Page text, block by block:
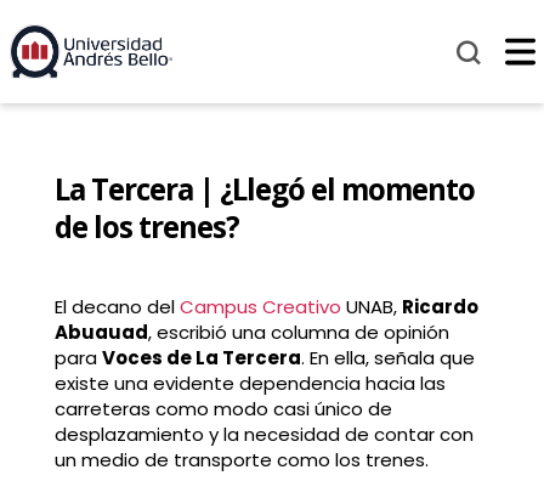
La Tercera | ¿Llegó el momento
de los trenes?
El decano delCampus Creativo UNAB, Ricardo
Abuauad, escribió una columna de opinión
paraVoces de La Tercera. En ella, señala que
existe una evidente dependencia hacia las
carreteras como modo casi único de
desplazamiento y la necesidad de contar con
un medio de transporte como los trenes.